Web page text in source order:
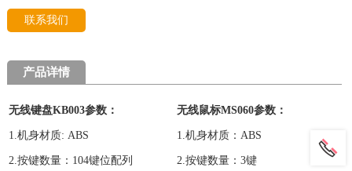
联系我们
产品详情
无线键盘KB003参数：
1.机身材质: ABS
2.按键数量：104键位配列
无线鼠标MS060参数：
1.机身材质：ABS
2.按键数量：3键